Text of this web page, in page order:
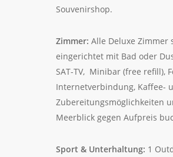
Souvenirshop.
Zimmer: Alle Deluxe Zimmer
eingerichtet mit Bad oder
SAT-TV, Minibar (free refill),
Internetverbindung, Kaffee-
Zubereitungsmöglichkeiten
Meerblick gegen Aufpreis
Sport & Unterhaltung: 1